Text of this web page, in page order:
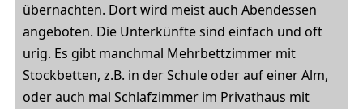
übernachten. Dort wird meist auch Abendessen
angeboten. Die Unterkünfte sind einfach und oft
urig. Es gibt manchmal Mehrbettzimmer mit
Stockbetten, z.B. in der Schule oder auf einer Alm,
oder auch mal Schlafzimmer im Privathaus mit